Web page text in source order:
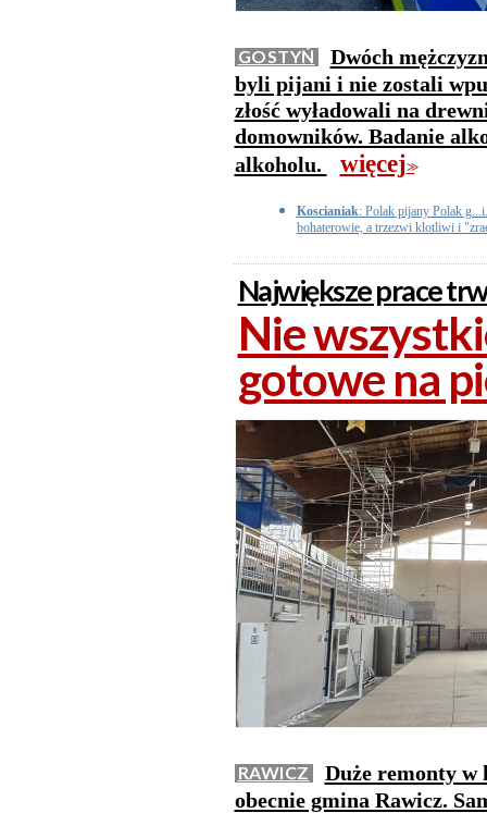
GOSTYŃ
Dwóch
byli pijani i nie zostali
złość wyładowali na
domowników. Badanie
alkoholu.
więcej>>
Koscianiak: Polak pijany Polak
bohaterowie, a trzezwi klotliwi i
Największe prace
Nie
gotowe na
RAWICZ
Duże remonty w
obecnie gmina Rawicz.